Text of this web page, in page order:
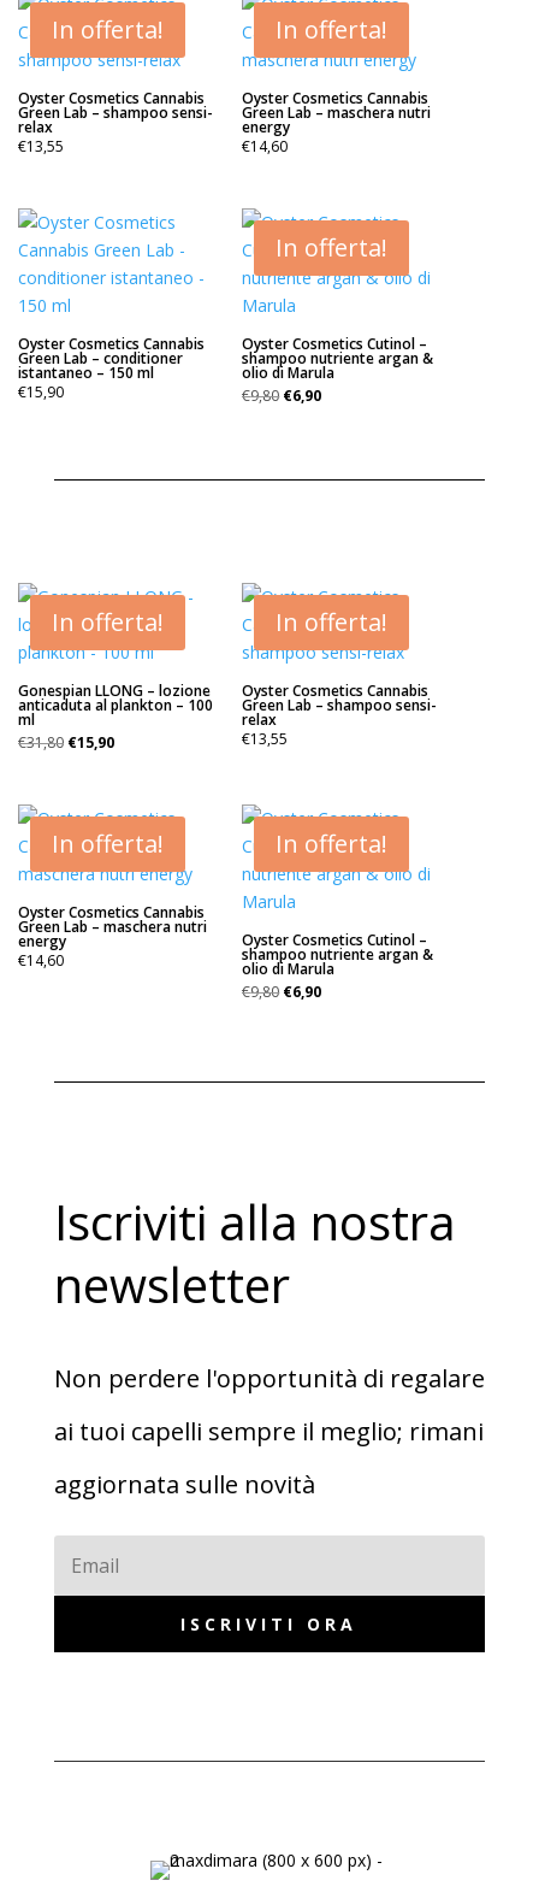
In offerta!
Oyster Cosmetics Cannabis
Green Lab – shampoo sensi-
relax
€13,55
In offerta!
Oyster Cosmetics Cannabis
Green Lab – maschera nutri
energy
€14,60
Oyster Cosmetics Cannabis
Green Lab – conditioner
istantaneo – 150 ml
€15,90
In offerta!
Oyster Cosmetics Cutinol –
shampoo nutriente argan &
olio di Marula
€9,80 Il
€9,80.
€6,90Il
€6,90.
In offerta!
Gonespian LLONG – lozione
anticaduta al plankton – 100
ml
€31,80 Il
era:
€31,80.
€15,90Il
€15,90.
In offerta!
Oyster Cosmetics Cannabis
Green Lab – shampoo sensi-
relax
€13,55
In offerta!
Oyster Cosmetics Cannabis
Green Lab – maschera nutri
energy
€14,60
In offerta!
Oyster Cosmetics Cutinol –
shampoo nutriente argan &
olio di Marula
€9,80 Il
€9,80.
€6,90Il
€6,90.
Iscriviti alla nostra
newsletter
Non perdere l'opportunità di regalare
ai tuoi capelli sempre il meglio; rimani
aggiornata sulle novità
ISCRIVITI ORA